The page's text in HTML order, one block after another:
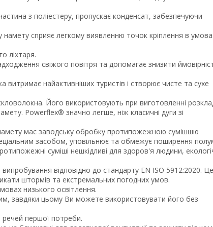
з поліестеру, пропускає конденсат, забезпечуючи
намету сприяє легкому виявленню точок кріплення в
ліхтаря.
свіжого повітря та допомагає знизити
витримає найактивніших туристів і створює чисте та сухе
Його використовують при виготовленні
Powerflex® значно легше, ніж класичні дуги зі
має заводську обробку протипожежною сумішшю
засобом, уповільнює та обмежує поширення
суміші нешкідливі для здоров'я людини,
відповідно до стандарту EN ISO 5912:2020.
штормів та екстремальних погодних умов.
низького освітлення.
завдяки цьому Ви можете використовувати його без
речей першої потреби.